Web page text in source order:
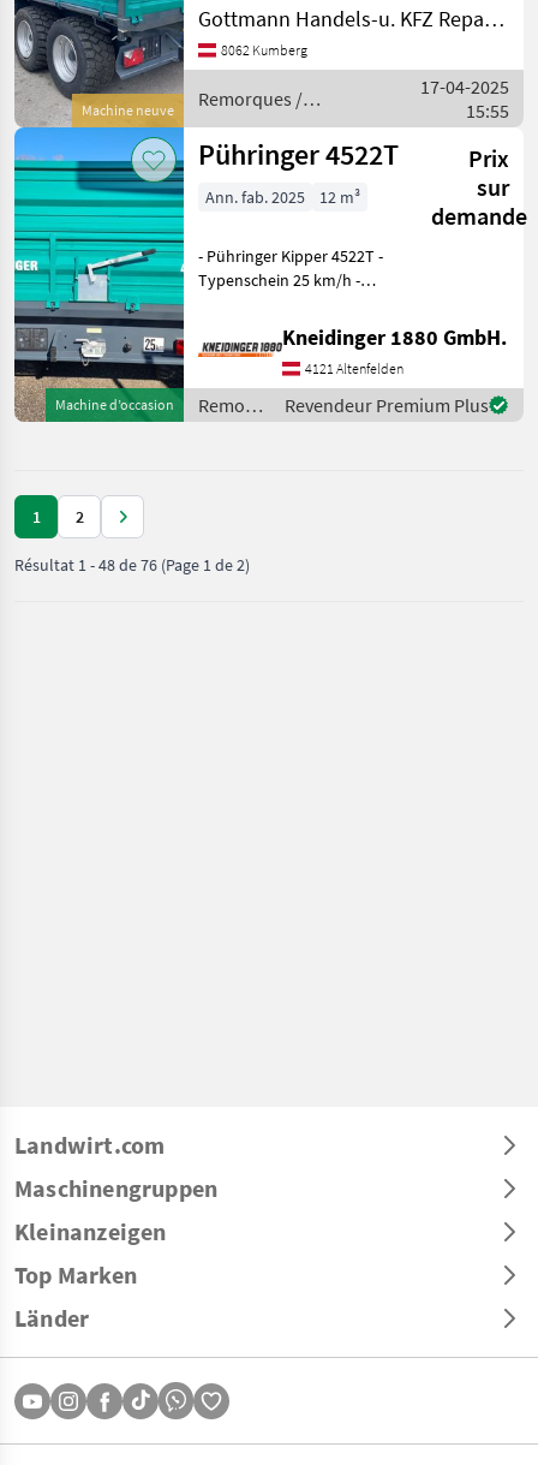
Machine neuve
Grundbordwände 600mm
Pendelaufsatzwände
abklappbar 600mm
Zweileiter-Druckluftbremse
Gottmann Handels-u. KFZ Reparaturbetriebs-Ges.m.b.H
8062 Kumberg
Remorques /
Pühringer
17-04-2025
15:55
Machine d’occasion
Pühringer 4522T
Prix
sur
demande
Ann. fab. 2025 12 m³
- Pühringer Kipper 4522T -
Typenschein 25 km/h -
Pendelaufsatzwände
600mm abklappbar -
Bordwandhebefedern -
Zweileiter Druckluftbremse
mi
Kneidinger 1880 GmbH.
4121 Altenfelden
Remorques
/
Revendeur Premium Plus
1 2
Résultat 1-48de76 (Page 1 de 2)
Landwirt.com
Maschinengruppen
Kleinanzeigen
Top Marken
Länder